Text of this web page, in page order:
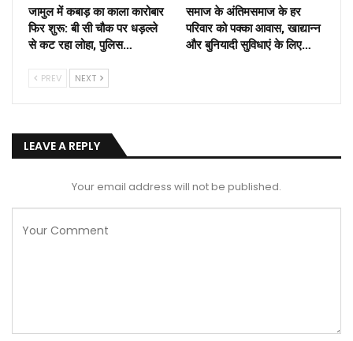
जामुल में कबाड़ का काला कारोबार
फिर शुरू: बी सी चौक पर धड़ल्ले
से कट रहा लोहा, पुलिस…
समाज के अंतिमसमाज के हर
परिवार को पक्का आवास, खाद्यान्न
और बुनियादी सुविधाएं के लिए…
PREV NEXT
LEAVE A REPLY
Your email address will not be published.